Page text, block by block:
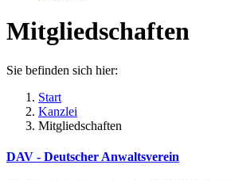
Mitgliedschaften
Sie befinden sich hier:
Start
Kanzlei
Mitgliedschaften
DAV - Deutscher Anwaltsverein